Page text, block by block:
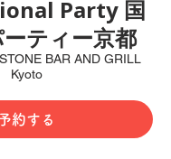
Party 国
ティー京都
STONE BAR AND GRILL
Kyoto
約する